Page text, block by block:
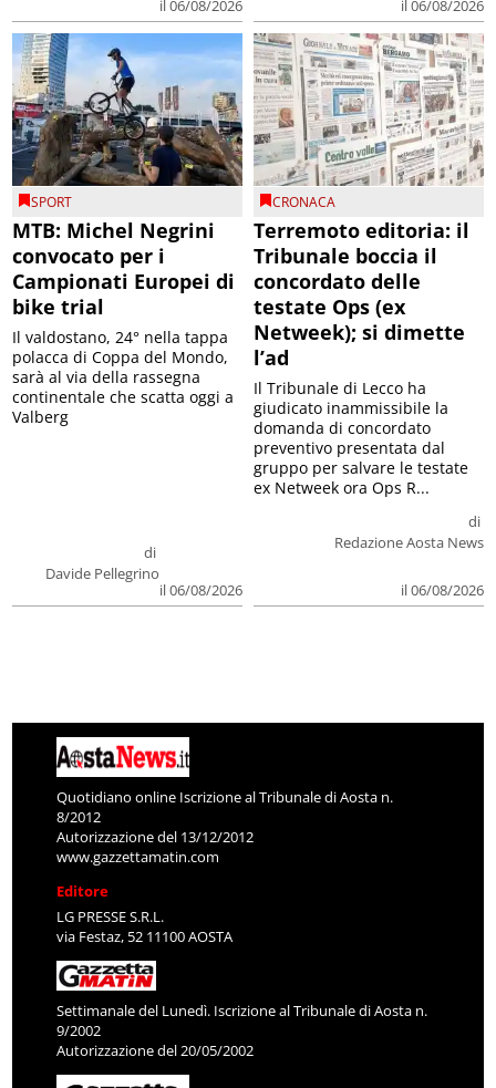
il 06/08/2026 il 06/08/2026
SPORT
MTB: Michel Negrini
convocato per i
Campionati Europei di
bike trial
di
Davide Pellegrino
il 06/08/2026
Il valdostano, 24° nella tappa
polacca di Coppa del Mondo,
sarà al via della rassegna
continentale che scatta oggi a
Valberg
CRONACA
Terremoto editoria: il
Tribunale boccia il
concordato delle
testate Ops (ex
Netweek); si dimette
l’ad
di
Redazione Aosta News
il 06/08/2026
Il Tribunale di Lecco ha
giudicato inammissibile la
domanda di concordato
preventivo presentata dal
gruppo per salvare le testate
ex Netweek ora Ops R...
Quotidiano online Iscrizione al Tribunale di Aosta n.
8/2012
Autorizzazione del 13/12/2012
www.gazzettamatin.com
Editore
LG PRESSE S.R.L.
via Festaz, 52 11100 AOSTA
Settimanale del Lunedì. Iscrizione al Tribunale di Aosta n.
9/2002
Autorizzazione del 20/05/2002